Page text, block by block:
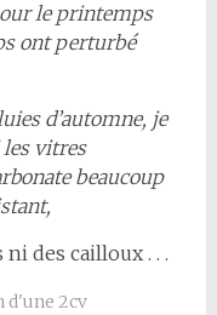
le printemps
ont perturbé
d’automne, je
vitres
beaucoup
des cailloux . . .
d'une 2cv